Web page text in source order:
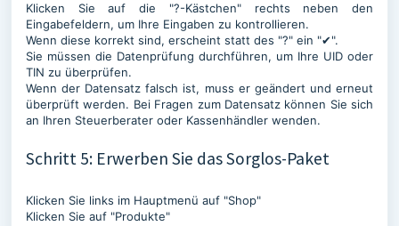
Klicken Sie auf die "?-Kästchen" rechts neben den
Eingabefeldern, um Ihre Eingaben zu kontrollieren.
Wenn diese korrekt sind, erscheint statt des "?" ein "✔".
Sie müssen die Datenprüfung durchführen, um Ihre UID oder
TIN zu überprüfen.
Wenn der Datensatz falsch ist, muss er geändert und erneut
überprüft werden. Bei Fragen zum Datensatz können Sie sich
an Ihren Steuerberater oder Kassenhändler wenden.
Schritt 5: Erwerben Sie das Sorglos-Paket
Klicken Sie links im Hauptmenü auf "Shop"
Klicken Sie auf "Produkte"